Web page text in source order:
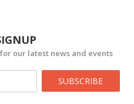
our latest news and events
SUBSCRIBE